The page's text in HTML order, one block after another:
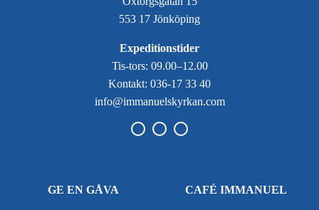
553 17 Jönköping
Expeditionstider
Tis-tors: 09.00–12.00
Kontakt: 036-17 33 40
info@immanuelskyrkan.com
GE EN GÅVA CAFÉ IMMANUEL